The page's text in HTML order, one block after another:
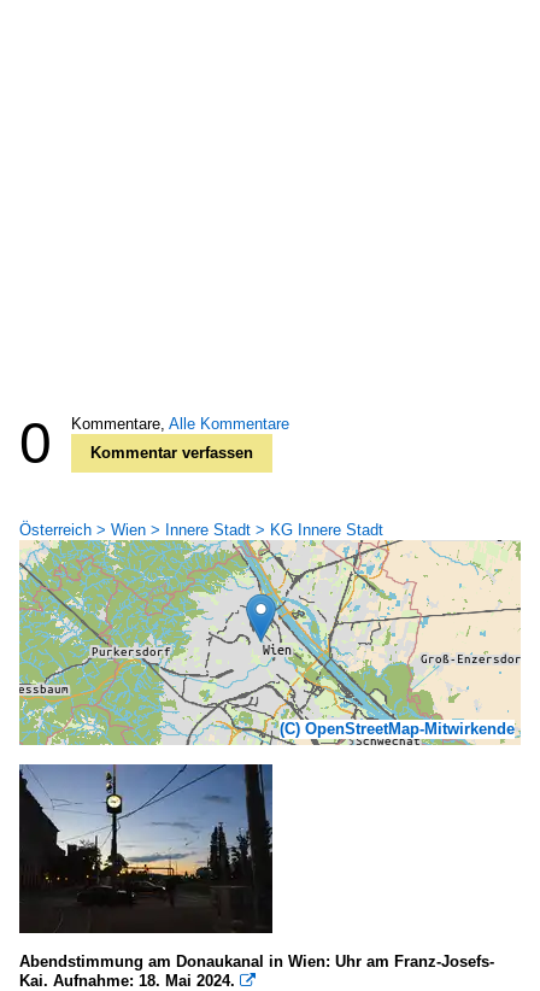
0 Kommentare, Alle Kommentare
Kommentar verfassen
Österreich > Wien > Innere Stadt > KG Innere Stadt
(C) OpenStreetMap-Mitwirkende
Abendstimmung am Donaukanal in Wien: Uhr am Franz-Josefs-
Kai. Aufnahme: 18. Mai 2024. 